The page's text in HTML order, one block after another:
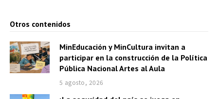
Otros contenidos
MinEducación y MinCultura invitan a
participar en la construcción de la Política
Pública Nacional Artes al Aula
5 agosto, 2026